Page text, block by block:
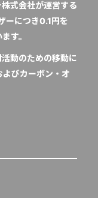
式会社が運営する
ーにつき0.1円を
す。
動のための移動に
びカーボン・オ